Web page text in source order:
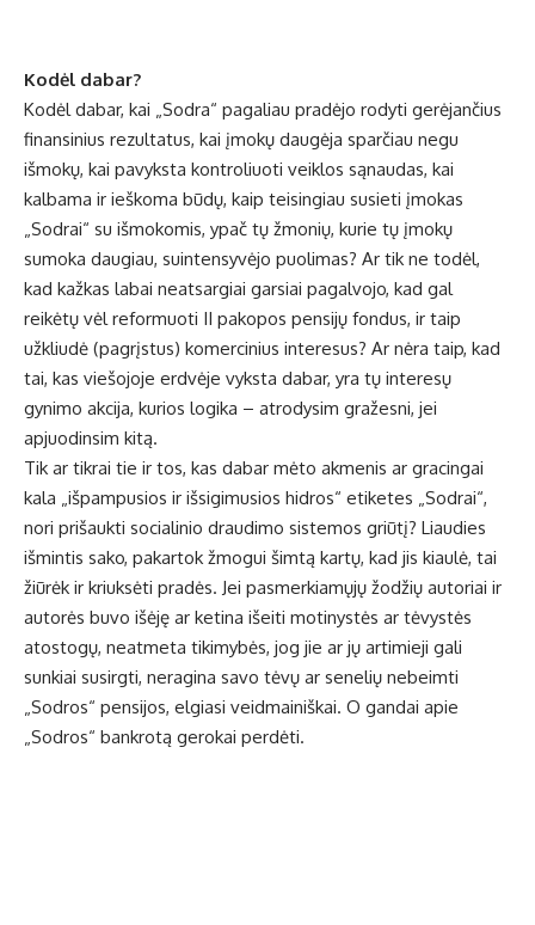
Kodėl dabar?
Kodėl dabar, kai „Sodra“ pagaliau pradėjo rodyti gerėjančius
finansinius rezultatus, kai įmokų daugėja sparčiau negu
išmokų, kai pavyksta kontroliuoti veiklos sąnaudas, kai
kalbama ir ieškoma būdų, kaip teisingiau susieti įmokas
„Sodrai“ su išmokomis, ypač tų žmonių, kurie tų įmokų
sumoka daugiau, suintensyvėjo puolimas? Ar tik ne todėl,
kad kažkas labai neatsargiai garsiai pagalvojo, kad gal
reikėtų vėl reformuoti II pakopos pensijų fondus, ir taip
užkliudė (pagrįstus) komercinius interesus? Ar nėra taip, kad
tai, kas viešojoje erdvėje vyksta dabar, yra tų interesų
gynimo akcija, kurios logika – atrodysim gražesni, jei
apjuodinsim kitą.
Tik ar tikrai tie ir tos, kas dabar mėto akmenis ar gracingai
kala „išpampusios ir išsigimusios hidros“ etiketes „Sodrai“,
nori prišaukti socialinio draudimo sistemos griūtį? Liaudies
išmintis sako, pakartok žmogui šimtą kartų, kad jis kiaulė, tai
žiūrėk ir kriuksėti pradės. Jei pasmerkiamųjų žodžių autoriai ir
autorės buvo išėję ar ketina išeiti motinystės ar tėvystės
atostogų, neatmeta tikimybės, jog jie ar jų artimieji gali
sunkiai susirgti, neragina savo tėvų ar senelių nebeimti
„Sodros“ pensijos, elgiasi veidmainiškai. O gandai apie
„Sodros“ bankrotą gerokai perdėti.